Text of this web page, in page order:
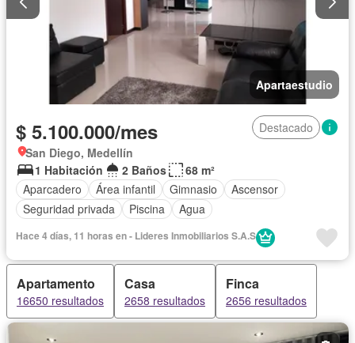
Apartaestudio
$ 5.100.000/mes
Destacado
San Diego, Medellín
1 Habitación
2 Baños
68 m²
Aparcadero
Área infantil Gimnasio
Ascensor
Seguridad privada
Piscina Agua
Hace 4 días, 11 horas en - Lideres Inmobiliarios S.A.S
Apartamento
16650 resultados
Casa
2658 resultados
Finca
2656 resultados